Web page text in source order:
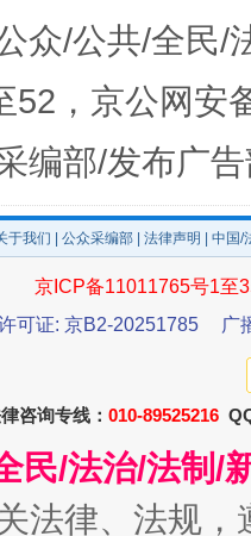
标问题” 法
众/公共/全民/
52，京公网安
编部/发布广
于我们 公众采编部 法律声明 | 中国
京ICP备11011765号1至
可证: 京B2-20251785
广
咨询专线： 010-89525216
民/法治/法制/
法律、法规